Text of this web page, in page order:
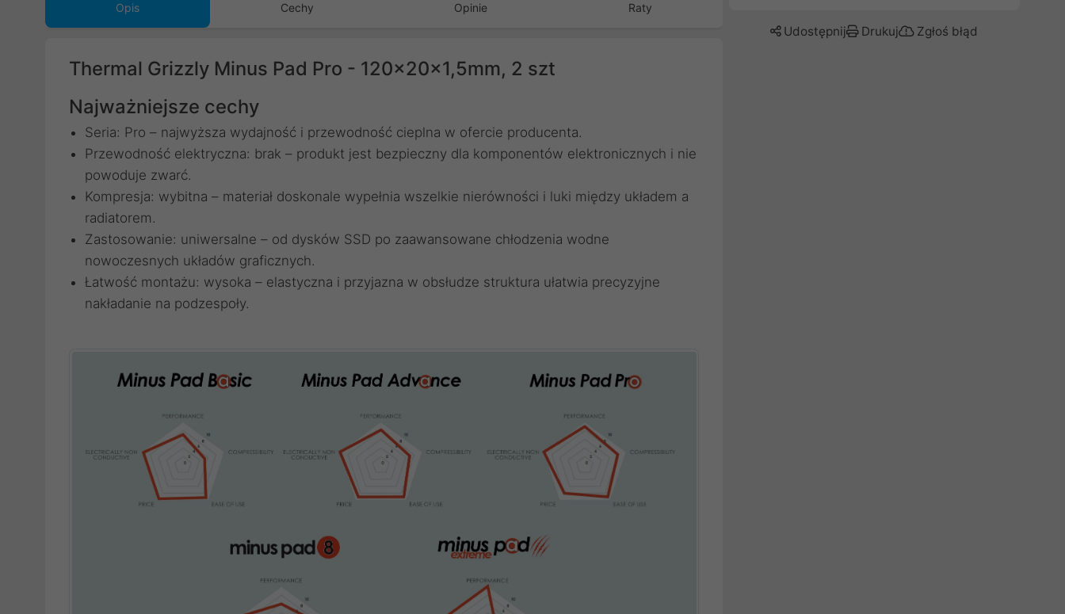
Opis Cechy Opinie Raty
Thermal Grizzly Minus Pad Pro - 120x20x1,5mm, 2 szt
Najważniejsze cechy
Seria: Pro – najwyższa wydajność i przewodność cieplna w ofercie producenta.
Przewodność elektryczna: brak – produkt jest bezpieczny dla komponentów elektronicznych i nie
powoduje zwarć.
Kompresja: wybitna – materiał doskonale wypełnia wszelkie nierówności i luki między układem a
radiatorem.
Zastosowanie: uniwersalne – od dysków SSD po zaawansowane chłodzenia wodne
nowoczesnych układów graficznych.
Łatwość montażu: wysoka – elastyczna i przyjazna w obsłudze struktura ułatwia precyzyjne
nakładanie na podzespoły.
Udostępnij Drukuj Zgłoś błąd